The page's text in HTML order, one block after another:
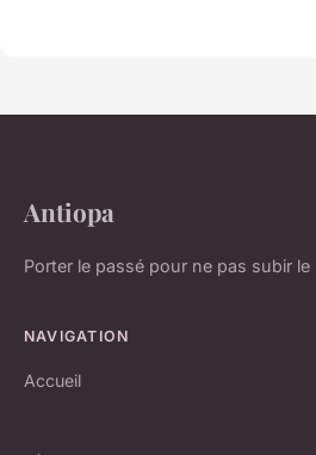
Antiopa
Porter le passé pour ne pas subir le
NAVIGATION
Accueil